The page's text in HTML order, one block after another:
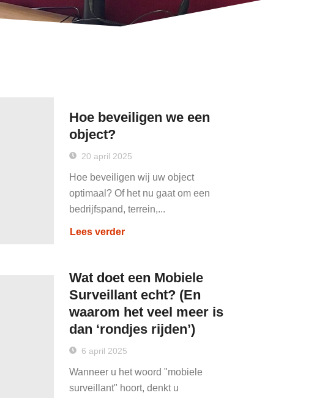
Hoe beveiligen we een
object?
20 april 2025
Hoe beveiligen wij uw object
optimaal? Of het nu gaat om een
bedrijfspand, terrein,...
Lees verder
Wat doet een Mobiele
Surveillant echt? (En
waarom het veel meer is
dan ‘rondjes rijden’)
6 april 2025
Wanneer u het woord "mobiele
surveillant" hoort, denkt u